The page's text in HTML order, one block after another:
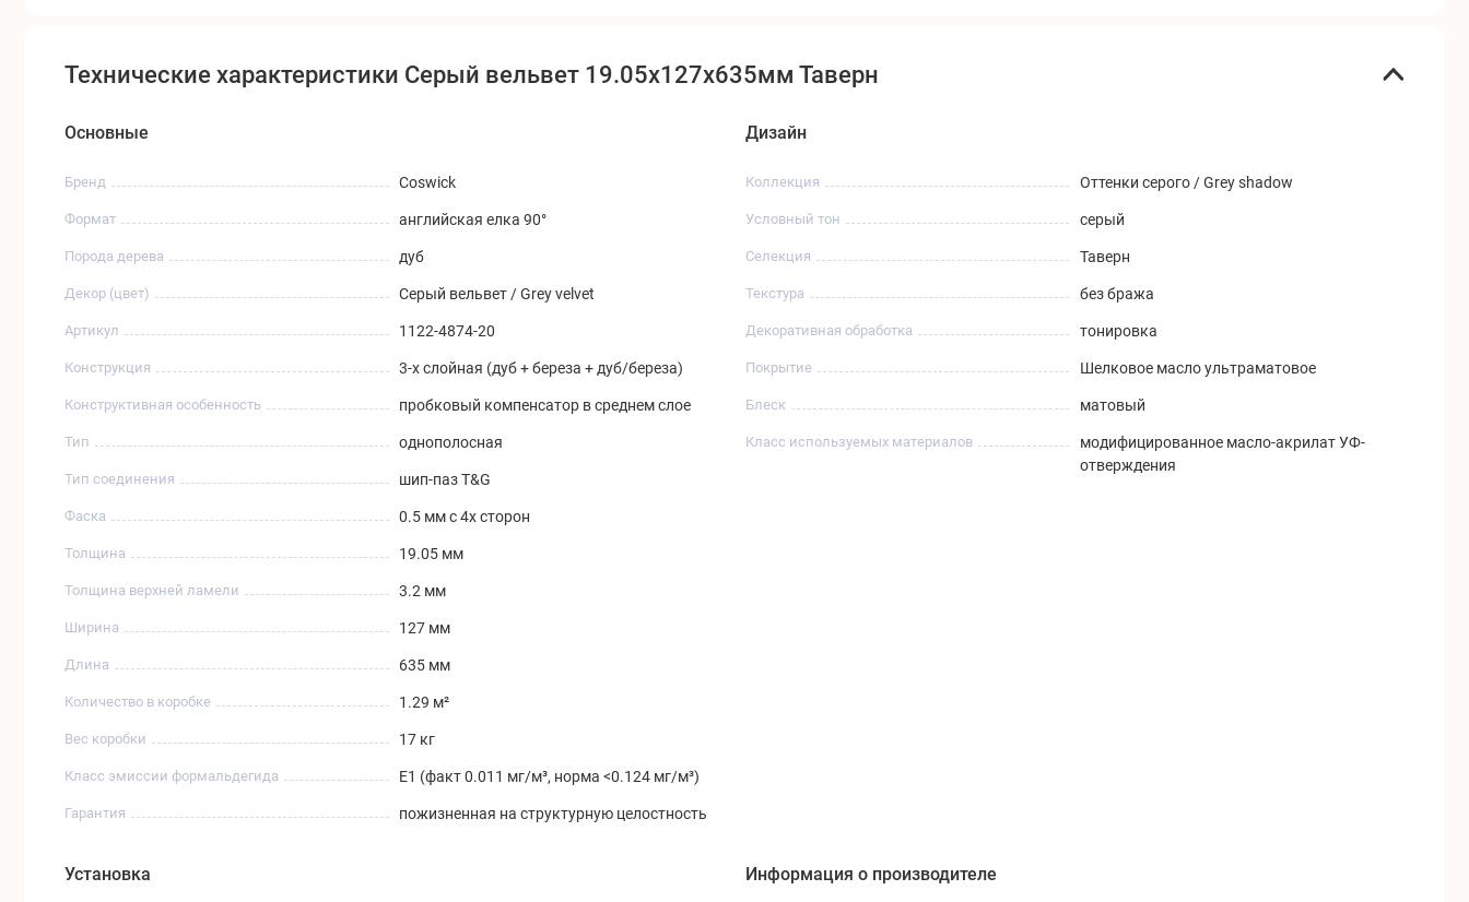
Технические характеристики Серый вельвет 19.05x127x635мм Таверн
Основные
Бренд Coswick
Формат английская елка 90°
Порода дерева дуб
Декор (цвет) Серый вельвет / Grey velvet
Артикул 1122-4874-20
Конструкция 3-х слойная (дуб + береза + дуб/береза)
Конструктивная особенность пробковый компенсатор в среднем слое
Тип однополосная
Тип соединения шип-паз T&G
Фаска 0.5 мм с 4х сторон
Толщина 19.05 мм
Толщина верхней ламели 3.2 мм
Ширина 127 мм
Длина 635 мм
Количество в коробке 1.29 м²
Вес коробки 17 кг
Класс эмиссии формальдегида Е1 (факт 0.011 мг/м³, норма <0.124 мг/м³)
Гарантия пожизненная на структурную целостность
Дизайн
Коллекция Оттенки серого / Grey shadow
Условный тон серый
Селекция Таверн
Текстура без бража
Декоративная обработка тонировка
Покрытие Шелковое масло ультраматовое
Блеск матовый
Класс используемых материалов
модифицированное масло-акрилат УФ-
отверждения
Установка Информация о производителе